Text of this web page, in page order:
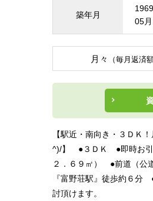
築年月
05月
月々 （毎月返済額
【駅近・南向き・３ＤＫ
^)/】 ●３ＤＫ ●即時お引
２．６９㎡） ●前道（
『富野荘駅』徒歩約６分
討頂けます。